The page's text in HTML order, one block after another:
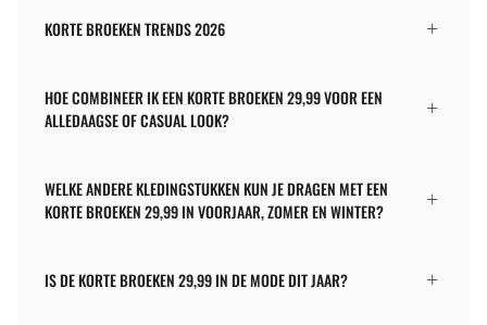
KORTE BROEKEN TRENDS 2026
HOE COMBINEER IK EEN KORTE BROEKEN 29,99 VOOR EEN
ALLEDAAGSE OF CASUAL LOOK?
WELKE ANDERE KLEDINGSTUKKEN KUN JE DRAGEN MET EEN
KORTE BROEKEN 29,99 IN VOORJAAR, ZOMER EN WINTER?
IS DE KORTE BROEKEN 29,99 IN DE MODE DIT JAAR?